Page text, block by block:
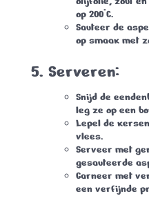
op 200°C.
Sauteer de
op smaak met
Serveren:
Snijd de
leg ze op een
Lepel de
vlees.
Serveer met
gesauteerde
Garneer met
een verfijnde